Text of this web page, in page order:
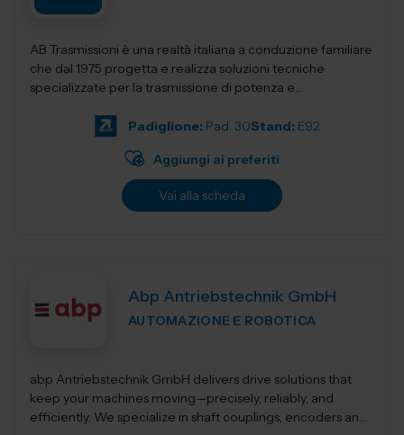
AB Trasmissioni è una realtà italiana a conduzione familiare
che dal 1975 progetta e realizza soluzioni tecniche
specializzate per la trasmissione di potenza e
Padiglione: Pad. 30Stand: E92
Aggiungi ai preferiti
Vai alla scheda
Abp Antriebstechnik GmbH
AUTOMAZIONE E ROBOTICA
abp Antriebstechnik GmbH delivers drive solutions that
keep your machines moving—precisely, reliably, and
efficiently. We specialize in shaft couplings, encoders and